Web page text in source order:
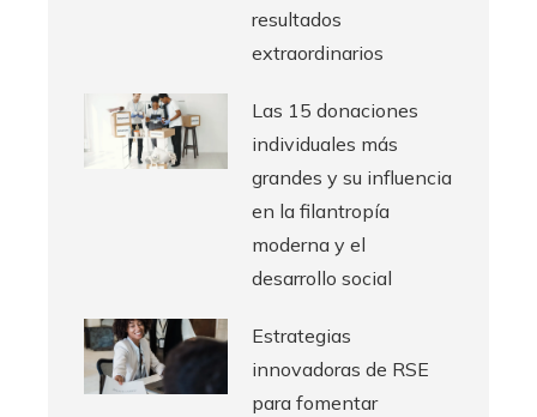
resultados
extraordinarios
Las 15 donaciones
individuales más
grandes y su influencia
en la filantropía
moderna y el
desarrollo social
Estrategias
innovadoras de RSE
para fomentar